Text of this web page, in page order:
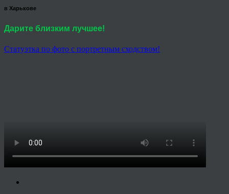
в Харькове
Дарите близким лучшее!
Статуэтка по фото с портретным сходством!